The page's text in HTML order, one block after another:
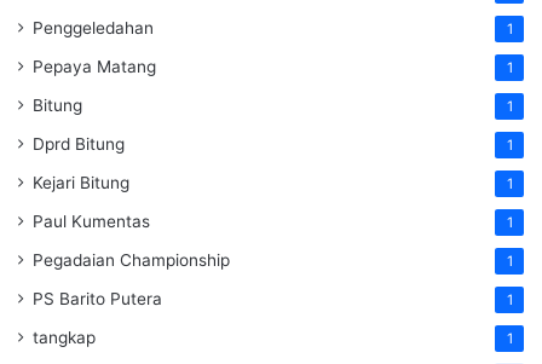
Penggeledahan 1
Pepaya Matang 1
Bitung 1
Dprd Bitung 1
Kejari Bitung 1
Paul Kumentas 1
Pegadaian Championship 1
PS Barito Putera 1
tangkap 1